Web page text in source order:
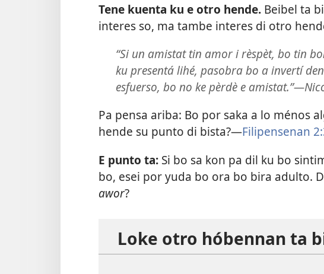
Tene kuenta ku e otro hende. Beibel ta
interes so, ma tambe interes di otro
“Si un amistat tin amor i rèspèt, bo tin
ku presentá lihé, pasobra bo a invertí
esfuerso, bo no ke pèrdè e
Pa pensa ariba: Bo por saka a lo ménos
hende su punto di bista?​—Filipensenan
E punto ta: Si bo sa kon pa dil ku bo
bo, esei por yuda bo ora bo bira adulto.
awor?
Loke otro hóbennan ta